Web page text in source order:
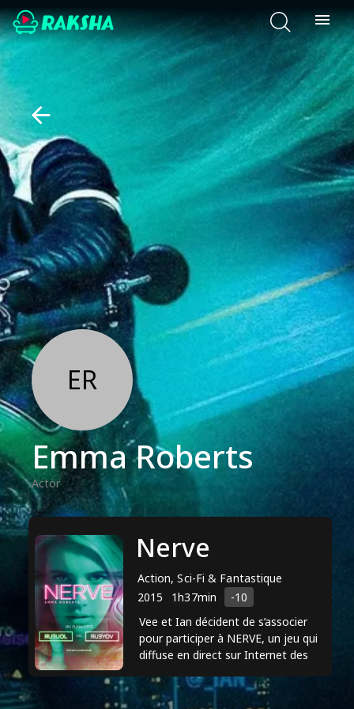
ER
Emma Roberts
Actor
Nerve
Action, Sci-Fi & Fantastique
2015
1h37min
-10
Vee et Ian décident de s’associer
pour participer à NERVE, un jeu qui
diffuse en direct sur Internet des